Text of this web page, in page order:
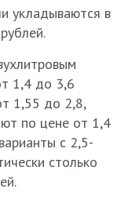
укладываются в
1,4 до 3,6
1,55 до 2,8,
по цене от 1,4
с 2,5-
столько